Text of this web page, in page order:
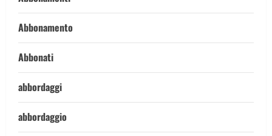
Abbonamento
Abbonati
abbordaggi
abbordaggio